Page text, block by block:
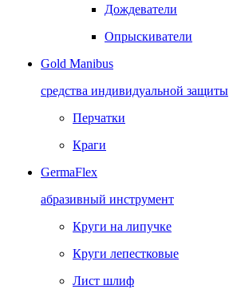
Дождеватели
Опрыскиватели
Gold Manibus
средства индивидуальной защиты
Перчатки
Краги
GermaFlex
абразивный инструмент
Круги на липучке
Круги лепестковые
Лист шлиф